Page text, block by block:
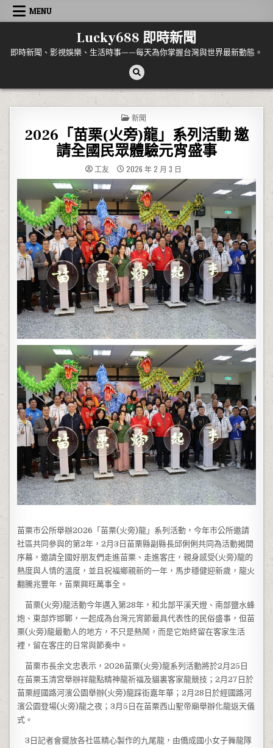
Skip to content
MENU
Lucky688 即時新聞
即時新聞、影視娛樂、生活時事——每天為你掌握台灣與世界最新動態。
POSTED IN
新聞
2026「苗栗(火旁)龍」系列活動 邀
請全國民眾體驗元宵盛事
工友 2026 年 2 月 3 日
苗栗市公所舉辦2026「苗栗(火旁)龍」系列活動，今年市公所邀請
社區共同參與的第2年，2月3日苗栗縣副縣長邱俐俐共同為活動揭開
序幕，邀請全國好朋友們走進苗栗、走進客庄，親身感受(火旁)龍的
熱度與人情的溫度，並且祝福鄉親新的一年，馬步穩健迎新歲，龍火
翻騰兆豐年，苗栗興旺萬事全。
苗栗(火旁)龍活動今年邁入第28年，和北部平溪天燈、南部鹽水蜂
炮、東部炸邯鄲，一起成為台灣元宵節最具代表性的民俗盛事，但苗
栗(火旁)龍最動人的地方，不只是熱鬧，而是它始終留在客家生活
裡，留在客庄的日常與節奏中。
苗栗市長余文忠表示，2026苗栗(火旁)龍系列活動將於2月25日
在苗栗玉清宮舉辦祥龍點睛神龍祈福及貓裏客家龍競技；2月27日於
苗栗經國路河濱公園舉辦(火旁)龍踩街嘉年華；2月28日於經國路河
濱公園登場(火旁)龍之夜；3月5日在苗栗西山聖帝廟舉辦化龍返天儀
式。
3日記者會擺放各社區精心製作的九尾龍，由僑成國小女子舞龍隊